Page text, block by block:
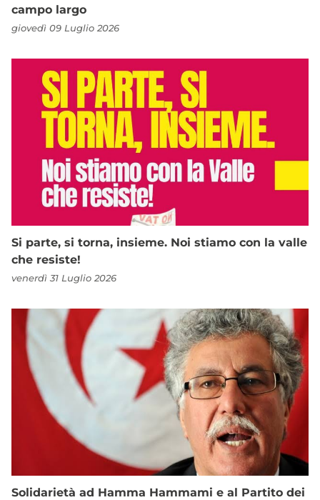
campo largo
giovedì 09 Luglio 2026
Si parte, si torna, insieme. Noi stiamo con la valle
che resiste!
venerdì 31 Luglio 2026
Solidarietà ad Hamma Hammami e al Partito dei